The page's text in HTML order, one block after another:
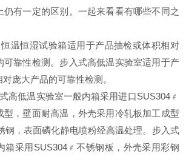
仍有一定的区别。一起来看看有哪些不同之
恒湿试验箱适用于产品抽检或体积相对
可靠性检测。步入式高低温实验室适用于产
庞大产品的可靠性检测。
低温实验室一般内箱采用进口SUS304﹟
型，壁面耐高温，外壳采用冷轧板加工成型
钢，表面磷化静电喷粉经高温处理。步入式
箱采用SUS304﹟不锈钢板，外壳采用彩钢